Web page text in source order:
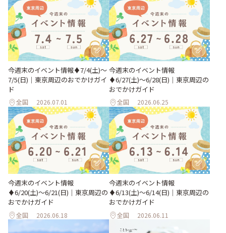
今週末のイベント情報♦︎7/4(土)〜
7/5(日)｜東京周辺のおでかけガイ
ド
全国 2026.07.01
今週末のイベント情報
♦︎6/27(土)〜6/28(日)｜東京周辺の
おでかけガイド
全国 2026.06.25
今週末のイベント情報
♦︎6/20(土)〜6/21(日)｜東京周辺の
おでかけガイド
全国 2026.06.18
今週末のイベント情報
♦︎6/13(土)〜6/14(日)｜東京周辺の
おでかけガイド
全国 2026.06.11